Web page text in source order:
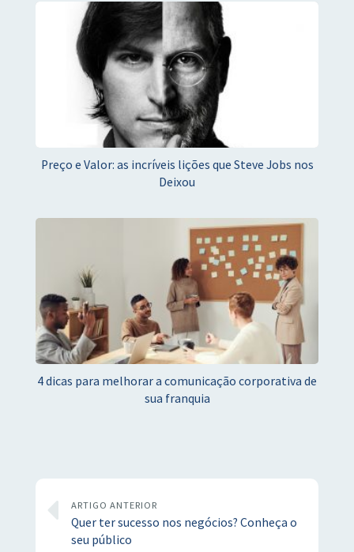
Preço e Valor: as incríveis lições que Steve Jobs nos
Deixou
4 dicas para melhorar a comunicação corporativa de
sua franquia
ARTIGO ANTERIOR
Quer ter sucesso nos negócios? Conheça o
seu público